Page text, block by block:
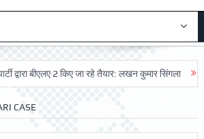
बीएलए 2 किए जा रहे तैयार: लखन कुमार सिंगला
CASE